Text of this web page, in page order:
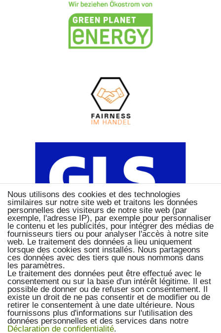
Nous utilisons des cookies et des technologies
similaires sur notre site web et traitons les données
personnelles des visiteurs de notre site web (par
exemple, l'adresse IP), par exemple pour personnaliser
le contenu et les publicités, pour intégrer des médias de
fournisseurs tiers ou pour analyser l'accès à notre site
web. Le traitement des données a lieu uniquement
lorsque des cookies sont installés. Nous partageons
ces données avec des tiers que nous nommons dans
les paramètres.
Le traitement des données peut être effectué avec le
consentement ou sur la base d'un intérêt légitime. Il est
possible de donner ou de refuser son consentement. Il
existe un droit de ne pas consentir et de modifier ou de
retirer le consentement à une date ultérieure. Nous
fournissons plus d'informations sur l'utilisation des
données personnelles et des services dans notre
Déclaration de confidentialité.